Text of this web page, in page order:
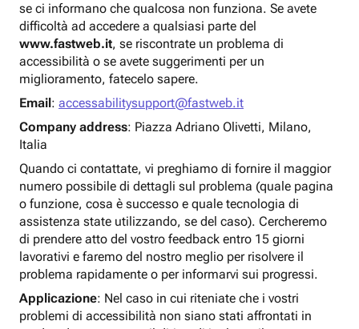
se ci informano che qualcosa non funziona. Se avete
difficoltà ad accedere a qualsiasi parte del
www.fastweb.it, se riscontrate un problema di
accessibilità o se avete suggerimenti per un
miglioramento, fatecelo sapere.
Email: accessabilitysupport@fastweb.it
Company address: Piazza Adriano Olivetti, Milano,
Italia
Quando ci contattate, vi preghiamo di fornire il maggior
numero possibile di dettagli sul problema (quale pagina
o funzione, cosa è successo e quale tecnologia di
assistenza state utilizzando, se del caso). Cercheremo
di prendere atto del vostro feedback entro 15 giorni
lavorativi e faremo del nostro meglio per risolvere il
problema rapidamente o per informarvi sui progressi.
Applicazione: Nel caso in cui riteniate che i vostri
problemi di accessibilità non siano stati affrontati in